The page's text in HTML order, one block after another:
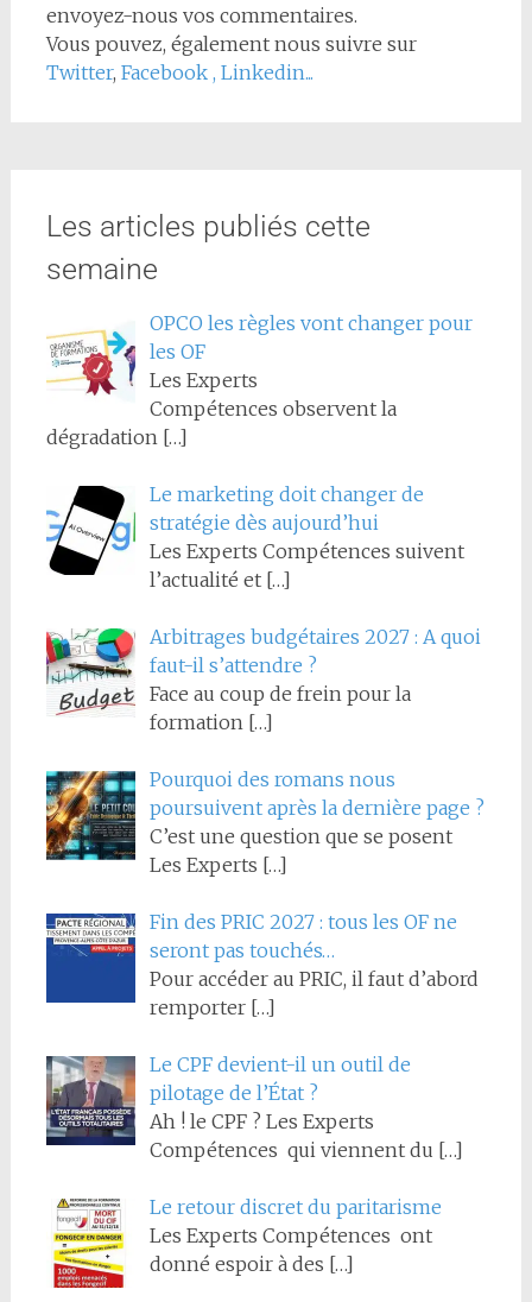
envoyez-nous vos commentaires.
Vous pouvez, également nous suivre sur
Twitter, Facebook , Linkedin...
Les articles publiés cette
semaine
OPCO les règles vont changer pour
les OF
Les Experts
Compétences observent la
dégradation […]
Le marketing doit changer de
stratégie dès aujourd’hui
Les Experts Compétences suivent
l’actualité et […]
Arbitrages budgétaires 2027 : A quoi
faut-il s’attendre ?
Face au coup de frein pour la
formation […]
Pourquoi des romans nous
poursuivent après la dernière page ?
C’est une question que se posent
Les Experts […]
Fin des PRIC 2027 : tous les OF ne
seront pas touchés…
Pour accéder au PRIC, il faut d’abord
remporter […]
Le CPF devient-il un outil de
pilotage de l’État ?
Ah ! le CPF ? Les Experts
Compétences qui viennent du […]
Le retour discret du paritarisme
Les Experts Compétences ont
donné espoir à des […]